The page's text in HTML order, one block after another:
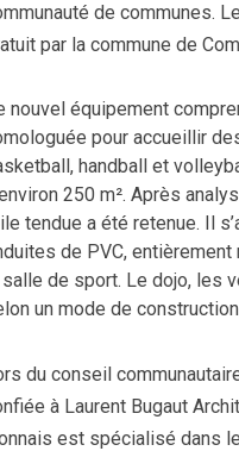
de communes.
par la commune de
nouvel équipement
pour accueillir
handball et
250 m². Après
tendue a été retenue. Il
de PVC,
salle de sport. Le dojo, les
un mode de
du conseil
à Laurent Bugaut
est spécialisé dans